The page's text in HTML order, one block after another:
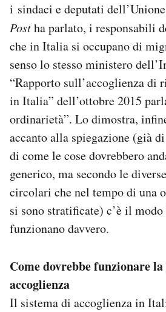
i sindaci e deputati
Postha parlato, i responsabili
che in Italia si occupano di
senso lo stesso ministero
“Rapporto sull’accoglienza
in Italia” dell’ottobre 2015
ordinarietà”. Lo dimostra,
accanto alla spiegazione (già
di come le cose dovrebbero
generico, ma secondo le
circolari che nel tempo di una
si sono stratificate) c’è il
funzionano davvero.
Come dovrebbe funzionare
accoglienza
Il sistema di accoglienza in